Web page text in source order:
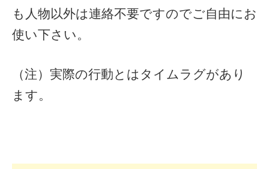
も人物以外は連絡不要ですのでご自由にお
使い下さい。
（注）実際の行動とはタイムラグがあり
ます。